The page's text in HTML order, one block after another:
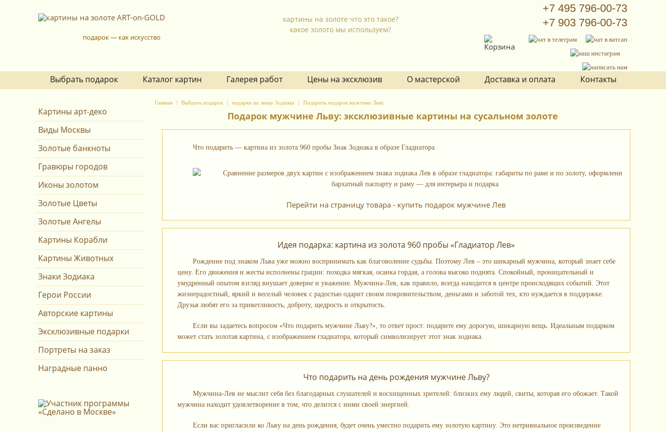
подарок — как искусство
картины на золоте что это такое?
какое золото мы используем?
+7 495 796-00-73
+7 903 796-00-73
Выбрать подарок Каталог картин Галерея работ Цены на эксклюзив О мастерской Доставка и оплата Контакты
Картины арт-деко
Виды Москвы
Золотые банкноты
Гравюры городов
Иконы золотом
Золотые Цветы
Золотые Ангелы
Картины Корабли
Картины Животных
Знаки Зодиака
Герои России
Авторские картины
Эксклюзивные подарки
Портреты на заказ
Наградные панно
Главная Выбрать подарок подарки по знаку Зодиака Подарить подарок мужчине Льву
Подарок мужчине Льву: эксклюзивные картины на сусальном золоте
Что подарить — картина из золота 960 пробы Знак Зодиака в образе Гладиатора
Перейти на страницу товара - купить подарок мужчине Лев
Идея подарка: картина из золота 960 пробы «Гладиатор Лев»
Рождение под знаком Льва уже можно воспринимать как благоволение судьбы. Поэтому Лев – это шикарный мужчина, который знает себе
цену. Его движения и жесты исполнены грации: походка мягкая, осанка гордая, а голова высоко поднята. Спокойный, проницательный и
умудренный опытом взгляд внушает доверие и уважение. Мужчина-Лев, как правило, всегда находится в центре происходящих событий. Этот
жизнерадостный, яркий и веселый человек с радостью одарит своим покровительством, деньгами и заботой тех, кто нуждается в поддержке.
Друзья любят его за приветливость, доброту, щедрость и открытость.
Если вы задаетесь вопросом «Что подарить мужчине Льву?», то ответ прост: подарите ему дорогую, шикарную вещь. Идеальным подарком
может стать золотая картина, с изображением гладиатора, который символизирует этот знак зодиака.
Что подарить на день рождения мужчине Льву?
Мужчина-Лев не мыслит себя без благодарных слушателей и восхищенных зрителей: близких ему людей, свиты, которая его обожает. Такой
мужчина находит удовлетворение в том, что делится с ними своей энергией.
Если вас пригласили ко Льву на день рождения, будет очень уместно подарить ему золотую картину. Это нетривиальное произведение